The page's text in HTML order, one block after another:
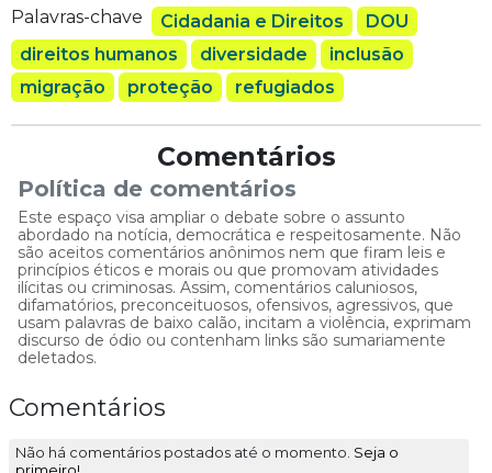
Palavras-chave Cidadania e Direitos
DOU
direitos humanos
diversidade
inclusão
migração
proteção refugiados
Comentários
Política de comentários
Este espaço visa ampliar o debate sobre o assunto
abordado na notícia, democrática e respeitosamente. Não
são aceitos comentários anônimos nem que firam leis e
princípios éticos e morais ou que promovam atividades
ilícitas ou criminosas. Assim, comentários caluniosos,
difamatórios, preconceituosos, ofensivos, agressivos, que
usam palavras de baixo calão, incitam a violência, exprimam
discurso de ódio ou contenham links são sumariamente
deletados.
Comentários
Não há comentários postados até o momento. Seja o